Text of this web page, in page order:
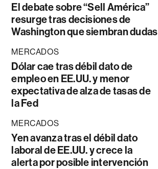
El debate sobre “Sell América”
resurge tras decisiones de
Washington que siembran dudas
MERCADOS
Dólar cae tras débil dato de
empleo en EE.UU. y menor
expectativa de alza de tasas de
la Fed
MERCADOS
Yen avanza tras el débil dato
laboral de EE.UU. y crece la
alerta por posible intervención